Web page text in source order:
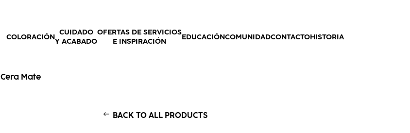
COLORACIÓN CUIDADO
Y ACABADO
OFERTAS DE SERVICIOS
E INSPIRACIÓN
EDUCACIÓNCOMUNIDADCONTACTOHISTORIA
Cera Mate
BACK TO ALL PRODUCTS